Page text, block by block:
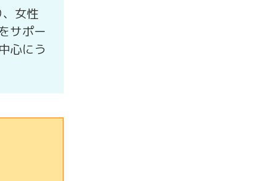
女性
サポー
心にう